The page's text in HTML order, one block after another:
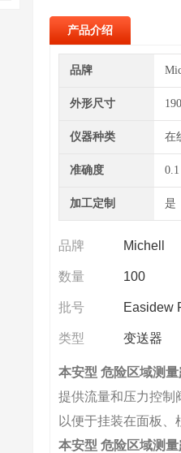
产品介绍
品牌
外形尺寸
仪器种类 在
准确度 0.1
加工定制 是
品牌 Michell
数量 100
批号 Easidew
类型 变送器
本安型 危险区域测
提供流量和压力控制
以便于挂装在面板
本安型 危险区域测